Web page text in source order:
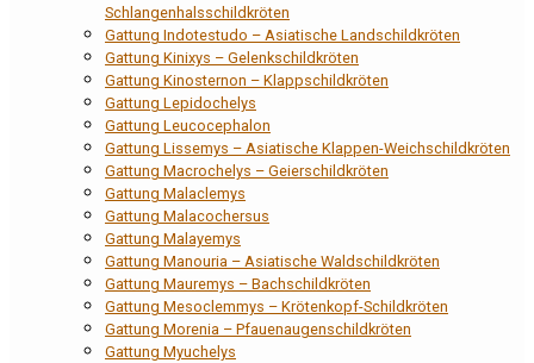
Schlangenhalsschildkröten
Gattung Indotestudo – Asiatische Landschildkröten
Gattung Kinixys – Gelenkschildkröten
Gattung Kinosternon – Klappschildkröten
Gattung Lepidochelys
Gattung Leucocephalon
Gattung Lissemys – Asiatische Klappen-Weichschildkröten
Gattung Macrochelys – Geierschildkröten
Gattung Malaclemys
Gattung Malacochersus
Gattung Malayemys
Gattung Manouria – Asiatische Waldschildkröten
Gattung Mauremys – Bachschildkröten
Gattung Mesoclemmys – Krötenkopf-Schildkröten
Gattung Morenia – Pfauenaugenschildkröten
Gattung Myuchelys